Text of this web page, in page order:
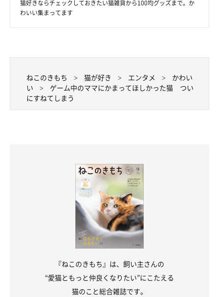
猫好きならチェックしておきたい猫雑貨から100均グッズまで。か
わいい集まってます
ねこのきもち 猫が好き エンタメ
かわい
い
ゲーム中のママにかまってほしかった猫 つい
にすねてしまう
『ねこのきもち』は、飼い主さんの
“愛猫ともっと仲良くなりたい”にこたえる
猫のこと総合雑誌です。